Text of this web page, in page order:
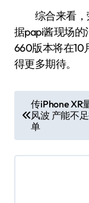
综合来看，
据papi酱现场的
660版本将在10
得更多期待。
章
导
航
传iPhone XR
风波 产能不
单